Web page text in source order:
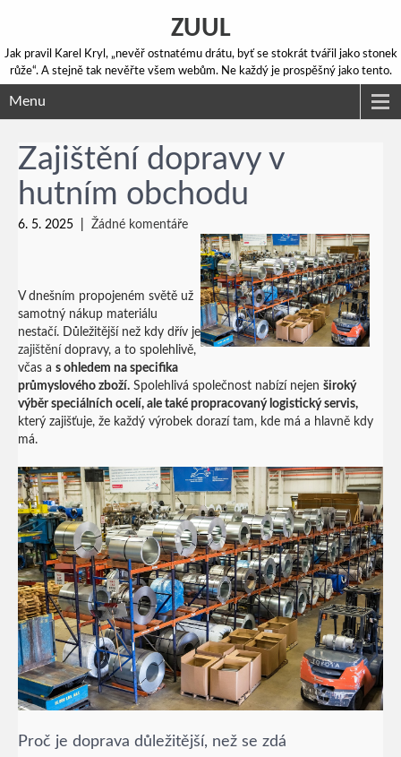
ZUUL
Jak pravil Karel Kryl, „nevěř ostnatému drátu, byť se stokrát tvářil jako stonek
růže“. A stejně tak nevěřte všem webům. Ne každý je prospěšný jako tento.
Menu
Zajištění dopravy v
hutním obchodu
6. 5. 2025 Žádné komentáře
V dnešním propojeném světě už
samotný nákup materiálu
nestačí. Důležitější než kdy dřív je
zajištění dopravy, a to spolehlivě,
včas a s ohledem na specifika
průmyslového zboží. Spolehlivá společnost nabízí nejen široký
výběr speciálních ocelí, ale také propracovaný logistický servis,
který zajišťuje, že každý výrobek dorazí tam, kde má a hlavně kdy
má.
Proč je doprava důležitější, než se zdá